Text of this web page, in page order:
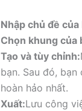
Nhập chủ đề của
Chọn khung của
Tạo và tùy chỉnh:
bạn. Sau đó,
hoàn hảo nhất.
Xuất:Lưu công